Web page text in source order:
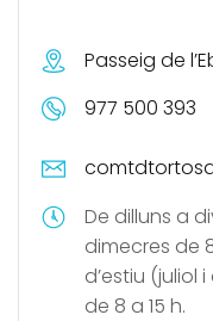
Passeig de
977 500 393
De dilluns a
dimecres de
d’estiu (juliol
de 8 a 15 h.